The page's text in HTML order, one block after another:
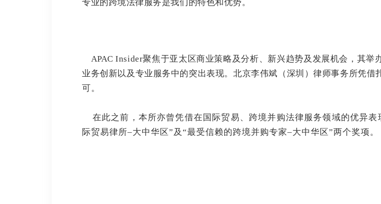
专业的跨境法律服务是我们的特色和优势。
APAC Insider聚焦于亚太区商业策略及分析、新兴趋势及发展机会，其举
业务创新以及专业服务中的突出表现。 北京李伟斌（深圳）律师事务所凭借
可。
在此之前，本所亦曾凭借在国际贸易、跨境并购法律服务领域的优异表
际贸易律所–大中华区”及“最受信赖的跨境并购专家–大中华区”两个奖项。